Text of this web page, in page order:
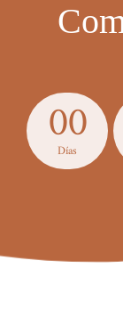
00
Días